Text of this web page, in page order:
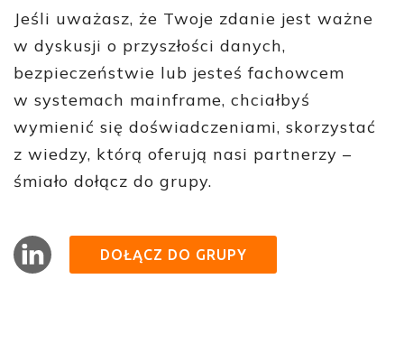
Jeśli uważasz, że Twoje zdanie jest ważne
w dyskusji o przyszłości danych,
bezpieczeństwie lub jesteś fachowcem
w systemach mainframe, chciałbyś
wymienić się doświadczeniami, skorzystać
z wiedzy, którą oferują nasi partnerzy –
śmiało dołącz do grupy.
DOŁĄCZ DO GRUPY